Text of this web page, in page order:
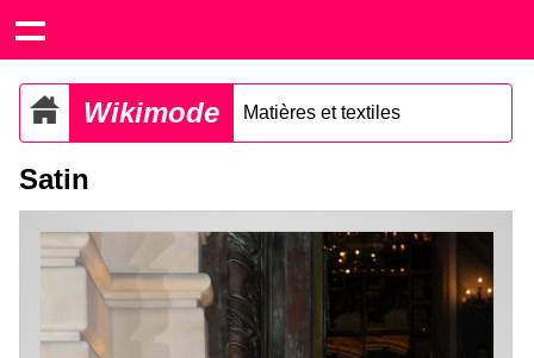
Wikimode Matières et textiles
Satin